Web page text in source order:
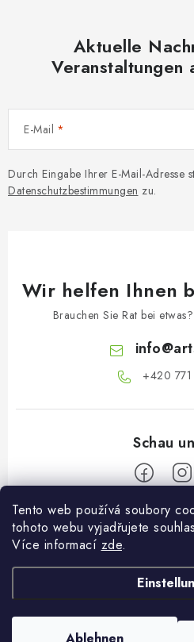
Tento web používá soubory
tohoto webu vyjadřujete
Více informací zde.
e
e
r
L
Aktuelle
Veranstaltungen
E-Mail
Durch Eingabe Ihrer E-Mail-Adresse
Datenschutzbestimmungen zu.
Wir helfen Ihnen
Brauchen Sie Rat bei
info@
+420
Informace pro vás
Versand und Bezahlung
Mein Konto